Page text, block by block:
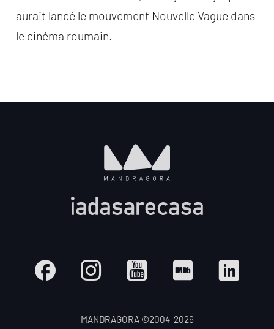
aurait lancé le mouvement Nouvelle Vague dans
le cinéma roumain.
MANDRAGORA ©2004-2026